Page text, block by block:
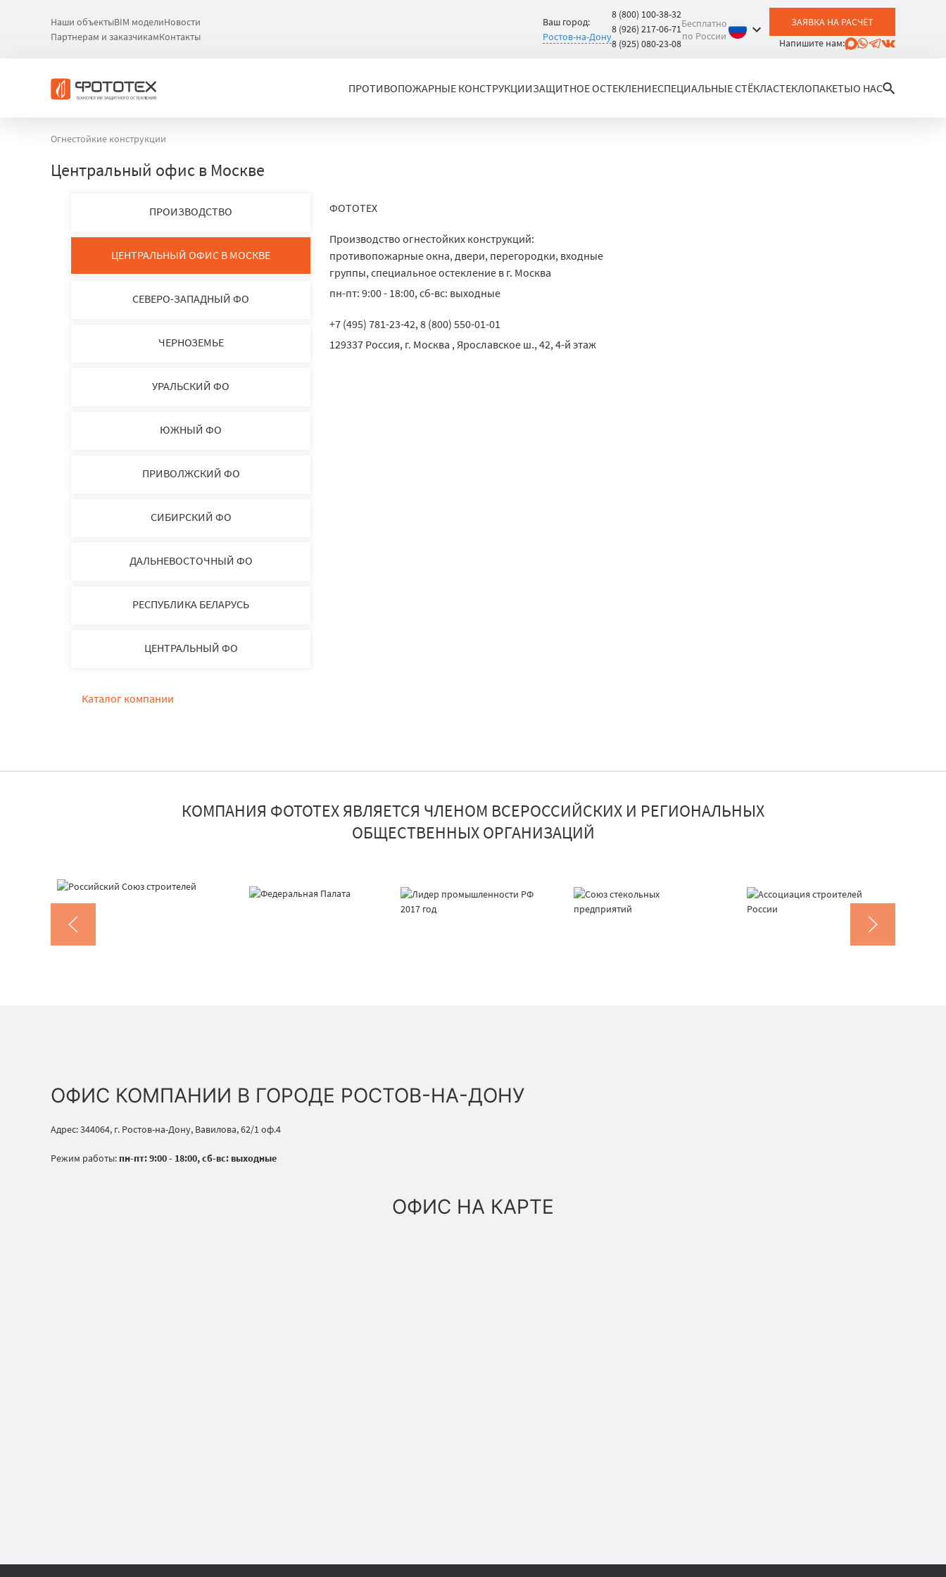
Наши объектыBIM моделиНовости
Партнерам и заказчикамКонтакты
Ваш город:
Ростов-на-Дону
8 (800) 100-38-32
8 (926) 217-06-71
8 (925) 080-23-08
Бесплатно
по России
ЗАЯВКА НА РАСЧЁТ
Напишите нам:
ПРОТИВОПОЖАРНЫЕ КОНСТРУКЦИИЗАЩИТНОЕ ОСТЕКЛЕНИЕСПЕЦИАЛЬНЫЕ СТЁКЛАСТЕКЛОПАКЕТЫО НАС
Огнестойкие конструкции
Центральный офис в Москве
ПРОИЗВОДСТВО
ЦЕНТРАЛЬНЫЙ ОФИС В МОСКВЕ
СЕВЕРО-ЗАПАДНЫЙ ФО
ЧЕРНОЗЕМЬЕ
УРАЛЬСКИЙ ФО
ЮЖНЫЙ ФО
ПРИВОЛЖСКИЙ ФО
СИБИРСКИЙ ФО
ДАЛЬНЕВОСТОЧНЫЙ ФО
РЕСПУБЛИКА БЕЛАРУСЬ
ЦЕНТРАЛЬНЫЙ ФО
Каталог компании
ФОТОТЕХ
Производство огнестойких конструкций:
противопожарные окна, двери, перегородки, входные
группы, специальное остекление в г. Москва
пн-пт: 9:00 - 18:00, сб-вс: выходные
+7 (495) 781-23-42, 8 (800) 550-01-01
129337 Россия, г. Москва , Ярославское ш., 42, 4-й этаж
КОМПАНИЯ ФОТОТЕХ ЯВЛЯЕТСЯ ЧЛЕНОМ ВСЕРОССИЙСКИХ И РЕГИОНАЛЬНЫХ
ОБЩЕСТВЕННЫХ ОРГАНИЗАЦИЙ
ОФИС КОМПАНИИ В ГОРОДЕ РОСТОВ-НА-ДОНУ
Адрес: 344064, г. Ростов-на-Дону, Вавилова, 62/1 оф.4
Режим работы: пн-пт: 9:00 - 18:00, сб-вс: выходные
ОФИС НА КАРТЕ